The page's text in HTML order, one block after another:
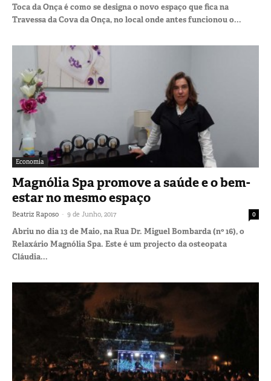
Toca da Onça é como se designa o novo espaço que fica na
Travessa da Cova da Onça, no local onde antes funcionou o...
Economia
Magnólia Spa promove a saúde e o bem-
estar no mesmo espaço
Beatriz Raposo - 9 de Junho, 2017 0
Abriu no dia 13 de Maio, na Rua Dr. Miguel Bombarda (nº 16), o
Relaxário Magnólia Spa. Este é um projecto da osteopata
Cláudia...